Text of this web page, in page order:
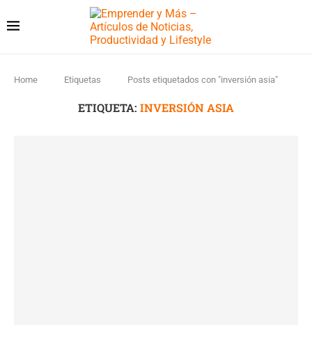
Home Etiquetas Posts etiquetados con "inversión asia"
ETIQUETA: INVERSIÓN ASIA